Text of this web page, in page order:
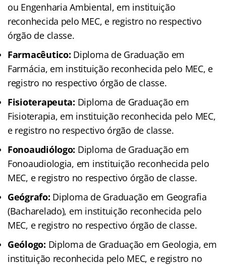
ou Engenharia Ambiental, em instituição
reconhecida pelo MEC, e registro no respectivo
órgão de classe.
Farmacêutico: Diploma de Graduação em
Farmácia, em instituição reconhecida pelo MEC, e
registro no respectivo órgão de classe.
Fisioterapeuta: Diploma de Graduação em
Fisioterapia, em instituição reconhecida pelo MEC,
e registro no respectivo órgão de classe.
Fonoaudiólogo: Diploma de Graduação em
Fonoaudiologia, em instituição reconhecida pelo
MEC, e registro no respectivo órgão de classe.
Geógrafo: Diploma de Graduação em Geografia
(Bacharelado), em instituição reconhecida pelo
MEC, e registro no respectivo órgão de classe.
Geólogo: Diploma de Graduação em Geologia, em
instituição reconhecida pelo MEC, e registro no